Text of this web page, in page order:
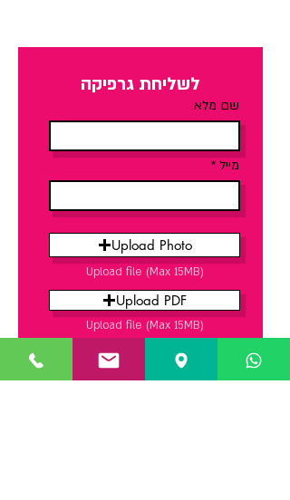
ניתן להעלות קבצים גרפיים (כל אחד בנפרד)
לשליחת גרפיקה
שם מלא
מייל
Upload Photo
Upload file (Max 15MB)
Upload PDF
Upload file (Max 15MB)
שליחת גרפיקה